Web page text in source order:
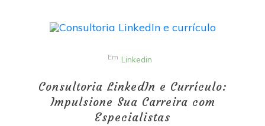
Em Linkedin
Consultoria LinkedIn e Currículo:
Impulsione Sua Carreira com
Especialistas